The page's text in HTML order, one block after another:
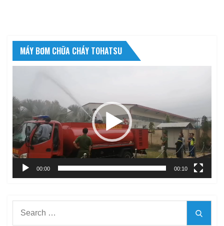
MÁY BƠM CHỮA CHÁY TOHATSU
Video
00:00 00:10